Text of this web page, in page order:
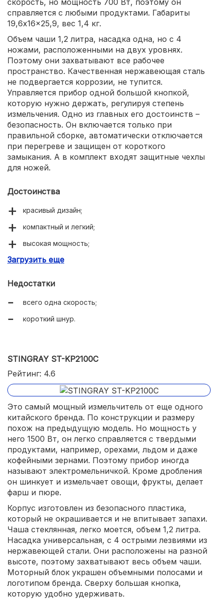
скорость, но мощность 700 Вт, поэтому он
справляется с любыми продуктами. Габариты
19,6x16x25,9, вес 1,4 кг.
Объем чаши 1,2 литра, насадка одна, но с 4
ножами, расположенными на двух уровнях.
Поэтому они захватывают все рабочее
пространство. Качественная нержавеющая сталь
не подвергается коррозии, не тупится.
Управляется прибор одной большой кнопкой,
которую нужно держать, регулируя степень
измельчения. Одно из главных его достоинств –
безопасность. Он включается только при
правильной сборке, автоматически отключается
при перегреве и защищен от короткого
замыкания. А в комплект входят защитные чехлы
для ножей.
Достоинства
красивый дизайн;
компактный и легкий;
высокая мощность;
вместительная стеклянная чаша;
подходит для продуктов любой твердости;
автоматически отключается при перегреве.
Загрузить еще
Недостатки
всего одна скорость;
короткий шнур.
STINGRAY ST-KP2100C
Рейтинг: 4.6
Это самый мощный измельчитель от еще одного
китайского бренда. По конструкции и размеру
похож на предыдущую модель. Но мощность у
него 1500 Вт, он легко справляется с твердыми
продуктами, например, орехами, льдом и даже
кофейными зернами. Поэтому прибор иногда
называют электромельничкой. Кроме дробления
он шинкует и измельчает овощи, фрукты, делает
фарш и пюре.
Корпус изготовлен из безопасного пластика,
который не окрашивается и не впитывает запахи.
Чаша стеклянная, легко моется, объем 1,2 литра.
Насадка универсальная, с 4 острыми лезвиями из
нержавеющей стали. Они расположены на разной
высоте, поэтому захватывают весь объем чаши.
Моторный блок украшен объемными полосами и
логотипом бренда. Сверху большая кнопка,
которую удобно удерживать.